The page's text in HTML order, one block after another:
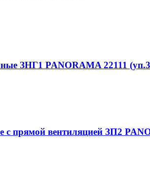
ЗНГ1 PANORAMA 22111
прямой вентиляцией ЗП2